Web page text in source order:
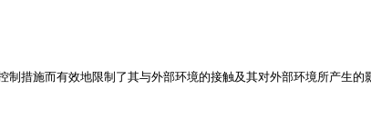
措施而有效地限制了其与外部环境的接触及其对外部环境所产生的